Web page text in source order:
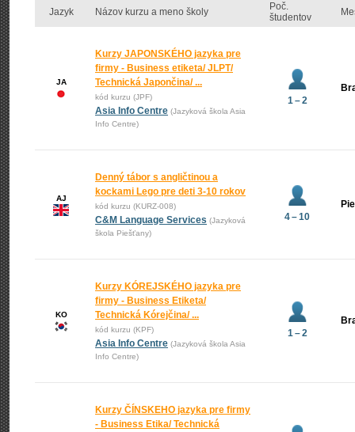
Jazyk Názov kurzu a meno školy
Poč.
študentov
JA
Kurzy JAPONSKÉHO jazyka pre
firmy - Business etiketa/ JLPT/
Technická Japončina/ ...
kód kurzu (JPF)
Asia Info Centre (Jazyková škola Asia
Info Centre)
1 – 2
AJ
Denný tábor s angličtinou a
kockami Lego pre deti 3-10 rokov
kód kurzu (KURZ-008)
C&M Language Services (Jazyková
škola Piešťany)
4 – 10
KO
Kurzy KÓREJSKÉHO jazyka pre
firmy - Business Etiketa/
Technická Kórejčina/ ...
kód kurzu (KPF)
Asia Info Centre (Jazyková škola Asia
Info Centre)
1 – 2
Kurzy ČÍNSKEHO jazyka pre firmy
- Business Etika/ Technická